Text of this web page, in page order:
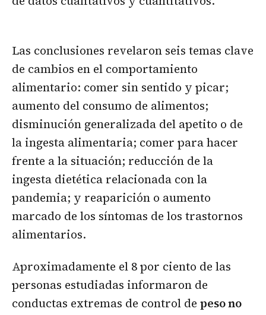
Las conclusiones revelaron seis temas clave
de cambios en el comportamiento
alimentario: comer sin sentido y picar;
aumento del consumo de alimentos;
disminución generalizada del apetito o de
la ingesta alimentaria; comer para hacer
frente a la situación; reducción de la
ingesta dietética relacionada con la
pandemia; y reaparición o aumento
marcado de los síntomas de los trastornos
alimentarios.
Aproximadamente el 8 por ciento de las
personas estudiadas informaron de
conductas extremas de control de peso no